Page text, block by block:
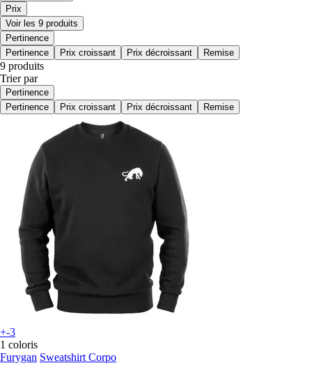
Prix
Voir les 9 produits
Pertinence
Pertinence
Prix croissant Prix décroissant Remise
9 produits
Trier par
Pertinence
Pertinence
Prix croissant Prix décroissant Remise
+-3
1 coloris
Furygan Sweatshirt Corpo